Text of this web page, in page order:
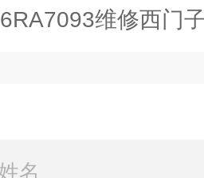
6RA7093维修西门子